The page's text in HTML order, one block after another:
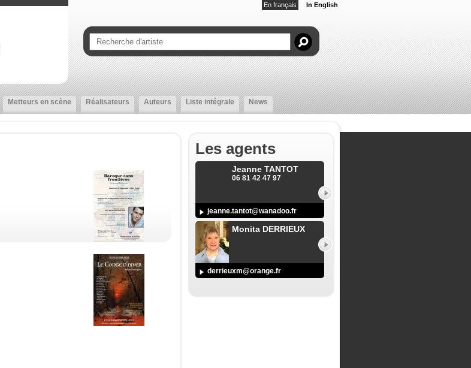
En français In English
Metteurs en scène Réalisateurs Auteurs Liste intégrale News
Les agents
Jeanne TANTOT
06 81 42 47 97
jeanne.tantot@wanadoo.fr
Monita DERRIEUX
derrieuxm@orange.fr